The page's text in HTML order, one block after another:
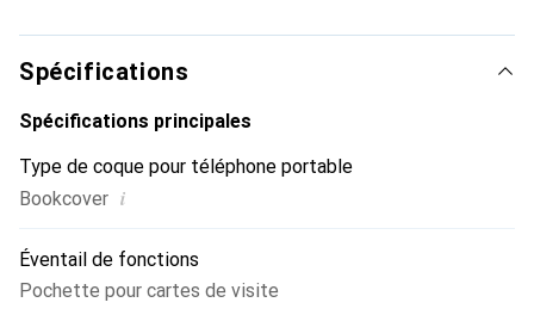
marque Noreve est un choix fiable pour une clientèle
exigeante.
Spécifications
Spécifications principales
Type de coque pour téléphone portable
Bookcover i
Éventail de fonctions
Pochette pour cartes de visite